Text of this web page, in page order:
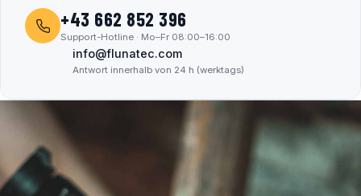
+43 662 852 396
Support-Hotline · Mo–Fr 08:00–16:00
info@flunatec.com
Antwort innerhalb von 24 h (werktags)